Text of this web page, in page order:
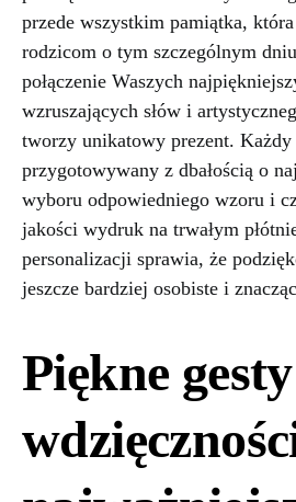
przede wszystkim pamiątka,
rodzicom o tym szczególnym
połączenie Waszych
wzruszających słów i
tworzy unikatowy prezent. Każdy
przygotowywany z dbałością o
wyboru odpowiedniego wzoru i
jakości wydruk na trwałym
personalizacji sprawia, że
jeszcze bardziej osobiste i
Piękne gesty